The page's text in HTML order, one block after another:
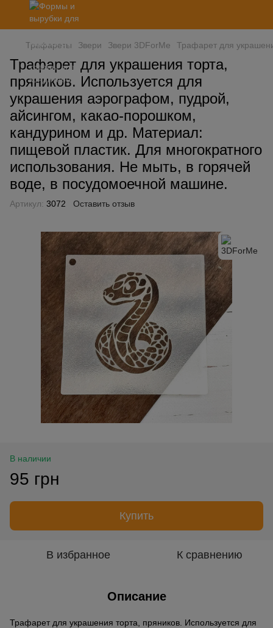
Трафареты Звери Звери 3DForMe Трафарет для
Трафарет для украшения торта,
пряников. Используется для
украшения аэрографом, пудрой,
айсингом, какао-порошком,
кандурином и др. Материал:
пищевой пластик. Для многократного
использования. Не мыть, в горячей
воде, в посудомоечной машине.
Артикул: 3072 Оставить отзыв
В наличии
95 грн
Купить
В избранное К сравнению
Описание
Трафарет для украшения торта, пряников. Используется для